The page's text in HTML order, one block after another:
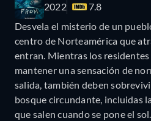
2022
7.8
Desvela el misterio de un
centro de Norteamérica que
entran. Mientras los
mantener una sensación de
salida, también deben
bosque circundante, incluidas
que salen cuando se pone el sol.